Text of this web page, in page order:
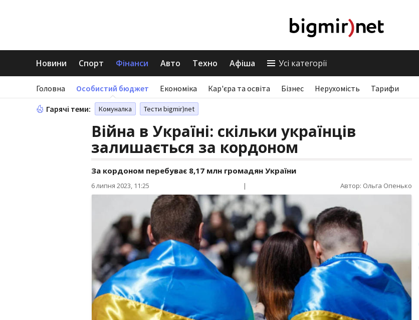
Новини Спорт Фінанси Авто Техно Афіша Усі категорії
Головна Особистий бюджет Економіка Кар'єра та освіта Бізнес Нерухомість Тарифи
Гарячі теми: Комуналка Тести bigmir)net
Війна в Україні: скільки українців
залишається за кордоном
За кордоном перебуває 8,17 млн громадян України
6 липня 2023, 11:25 | Автор: Ольга Опенько